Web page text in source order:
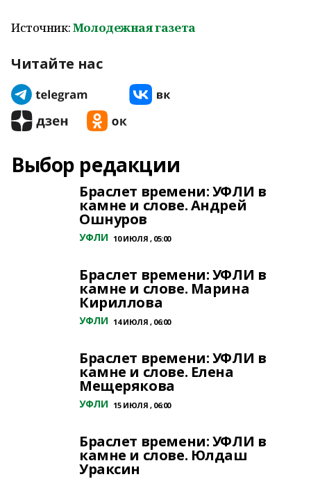
Источник:Молодежная газета
Читайте нас
Выбор редакции
Браслет времени: УФЛИ в
камне и слове. Андрей
Ошнуров
УФЛИ 10 ИЮЛЯ , 05:00
Браслет времени: УФЛИ в
камне и слове. Марина
Кириллова
УФЛИ 14 ИЮЛЯ , 06:00
Браслет времени: УФЛИ в
камне и слове. Елена
Мещерякова
УФЛИ 15 ИЮЛЯ , 06:00
Браслет времени: УФЛИ в
камне и слове. Юлдаш
Ураксин